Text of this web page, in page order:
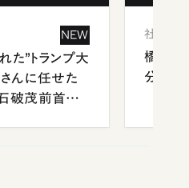
NEW
た”トランプ大
んに任せた
破茂前首相
社会
橋本愛
分 佐